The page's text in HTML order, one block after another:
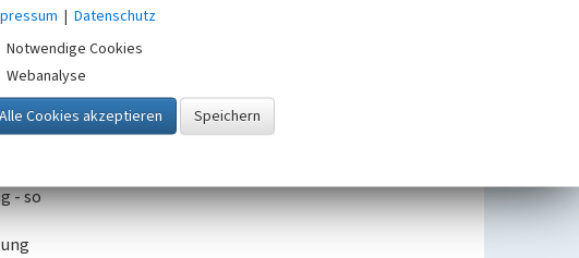
- so
| Datenschutz
Notwendige Cookies
Webanalyse